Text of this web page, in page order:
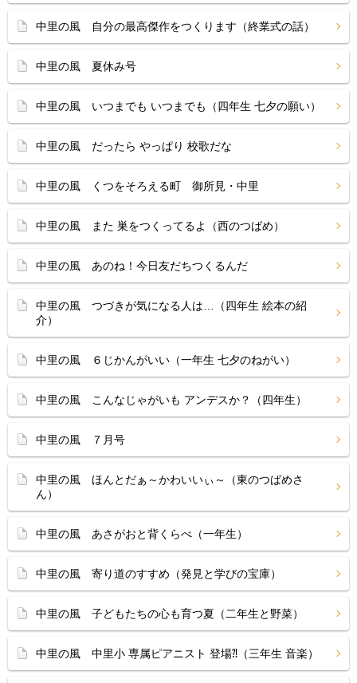
中里の風 自分の最高傑作をつくります（終業式の話）
中里の風 夏休み号
中里の風 いつまでも いつまでも（四年生 七夕の願い）
中里の風 だったら やっぱり 校歌だな
中里の風 くつをそろえる町 御所見・中里
中里の風 また 巣をつくってるよ（西のつばめ）
中里の風 あのね！今日友だちつくるんだ
中里の風 つづきが気になる人は…（四年生 絵本の紹
介）
中里の風 ６じかんがいい（一年生 七夕のねがい）
中里の風 こんなじゃがいも アンデスか？（四年生）
中里の風 ７月号
中里の風 ほんとだぁ～かわいいぃ～（東のつばめさ
ん）
中里の風 あさがおと背くらべ（一年生）
中里の風 寄り道のすすめ（発見と学びの宝庫）
中里の風 子どもたちの心も育つ夏（二年生と野菜）
中里の風 中里小 専属ピアニスト 登場⁈（三年生 音楽）